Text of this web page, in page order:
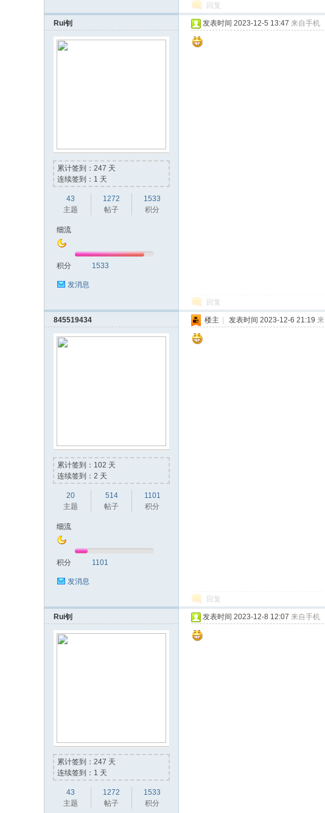
回复
Rui钊
累计签到：247 天
连续签到：1 天
43
主题
1272
帖子
1533
积分
细流
积分 1533
发消息
发表时间 2023-12-5 13:47 来自手机
回复
845519434
累计签到：102 天
连续签到：2 天
20
主题
514
帖子
1101
积分
细流
积分 1101
发消息
楼主 发表时间 2023-12-6 21:19
回复
Rui钊
累计签到：247 天
连续签到：1 天
43
主题
1272
帖子
1533
积分
发表时间 2023-12-8 12:07 来自手机